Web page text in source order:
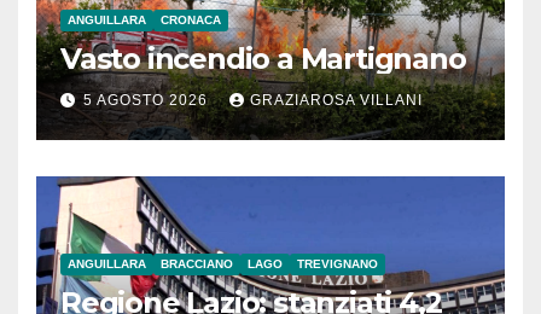
ANGUILLARA CRONACA
Vasto incendio a Martignano
5 AGOSTO 2026 GRAZIAROSA VILLANI
ANGUILLARA BRACCIANO LAGO TREVIGNANO
Regione Lazio: stanziati 4,2